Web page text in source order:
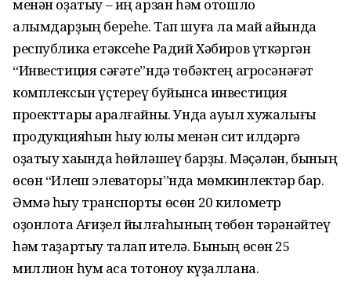
менән оҙатыу – иң арзан һәм отошло
алымдарҙың береһе. Тап шуға ла май айында
республика етәксеһе Радий Хәбиров үткәргән
“Инвестиция сәғәте”ндә төбәктең агросәнәғәт
комплексын үҫтереү буйынса инвестиция
проекттары ҡаралғайны. Унда ауыл хужалығы
продукцияһын һыу юлы менән сит илдәргә
оҙатыу хаҡында һөйләшеү барҙы. Мәҫәлән, бының
өсөн “Илеш элеваторы”нда мөмкинлектәр бар.
Әммә һыу транспорты өсөн 20 километр
оҙонлоҡта Ағиҙел йылғаһының төбөн тәрәнәйтеү
һәм таҙартыу талап ителә. Бының өсөн 25
миллион һум аҡса тотоноу күҙаллана.